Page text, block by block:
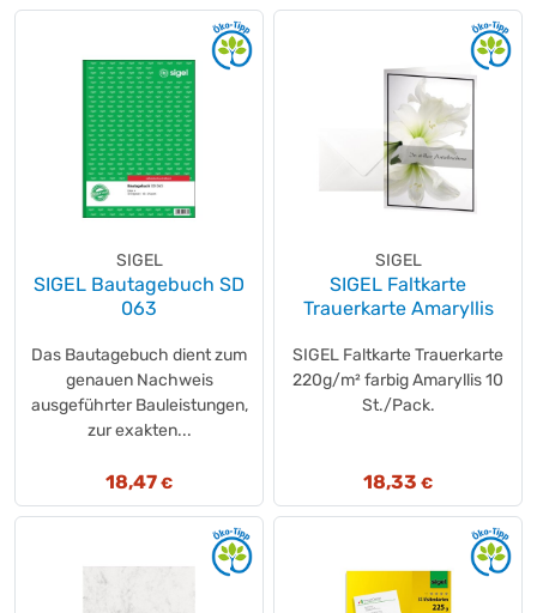
SIGEL
SIGEL Bautagebuch SD
063
Das Bautagebuch dient zum
genauen Nachweis
ausgeführter Bauleistungen,
zur exakten...
18,47 €
SIGEL
SIGEL Faltkarte
Trauerkarte Amaryllis
SIGEL Faltkarte Trauerkarte
220g/m² farbig Amaryllis 10
St./Pack.
18,33 €